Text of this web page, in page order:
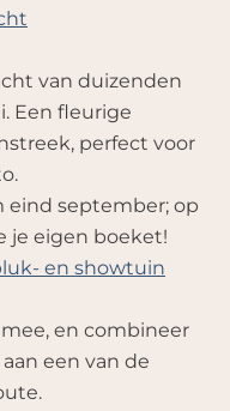
van duizenden
Een fleurige
perfect voor
eind september; op
je eigen boeket!
en showtuin
en combineer
een van de